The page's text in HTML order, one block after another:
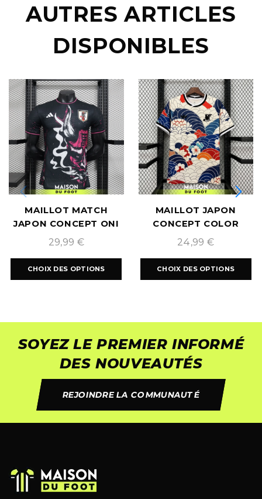
AUTRES ARTICLES
DISPONIBLES
MAILLOT MATCH
JAPON CONCEPT ONI
2024/2025
29,99 €
CHOIX DES OPTIONS
MAILLOT JAPON
CONCEPT COLOR
WAVE 2025/2026
24,99 €
CHOIX DES OPTIONS
SOYEZ LE PREMIER INFORMÉ
DES NOUVEAUTÉS
REJOINDRE LA COMMUNAUTÉ